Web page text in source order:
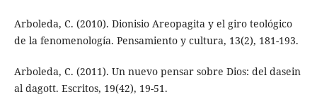
Arboleda, C. (2010). Dionisio Areopagita y el giro teológico
de la fenomenología. Pensamiento y cultura, 13(2), 181-193.
Arboleda, C. (2011). Un nuevo pensar sobre Dios: del dasein
al dagott. Escritos, 19(42), 19-51.